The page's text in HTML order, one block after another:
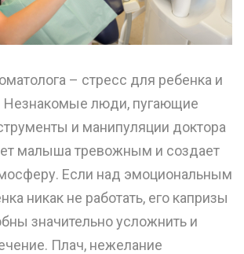
– стресс для ребенка и
Незнакомые люди, пугающие
и манипуляции доктора
малыша тревожным и создает
Если над эмоциональным
никак не работать, его капризы
значительно усложнить и
Плач, нежелание